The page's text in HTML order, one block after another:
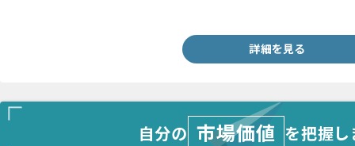
詳細を見る
自分の 市場価値 を把握